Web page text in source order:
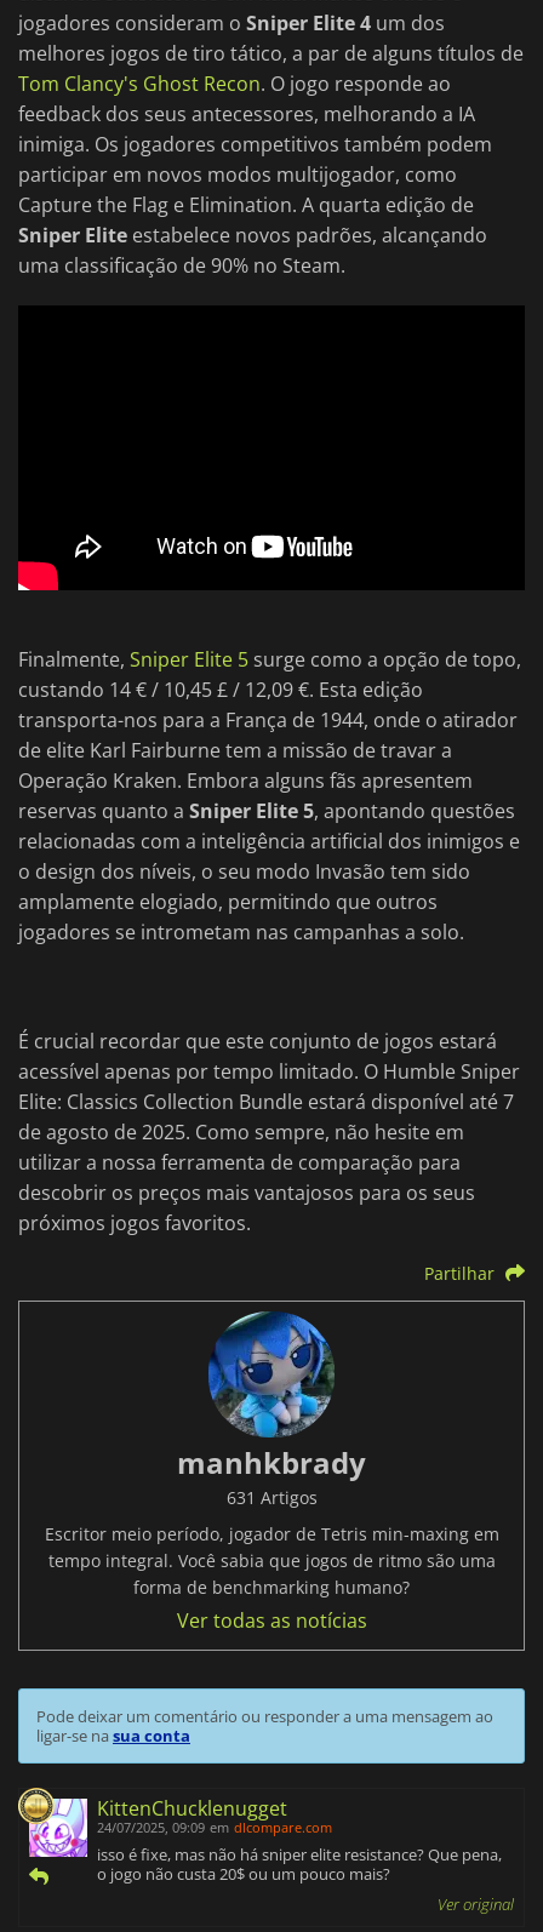
jogadores consideram o Sniper Elite 4 um dos
melhores jogos de tiro tático, a par de alguns títulos de
Tom Clancy's Ghost Recon. O jogo responde ao
feedback dos seus antecessores, melhorando a IA
inimiga. Os jogadores competitivos também podem
participar em novos modos multijogador, como
Capture the Flag e Elimination. A quarta edição de
Sniper Elite estabelece novos padrões, alcançando
uma classificação de 90% no Steam.
Finalmente, Sniper Elite 5 surge como a opção de topo,
custando 14 € / 10,45 £ / 12,09 €. Esta edição
transporta-nos para a França de 1944, onde o atirador
de elite Karl Fairburne tem a missão de travar a
Operação Kraken. Embora alguns fãs apresentem
reservas quanto a Sniper Elite 5, apontando questões
relacionadas com a inteligência artificial dos inimigos e
o design dos níveis, o seu modo Invasão tem sido
amplamente elogiado, permitindo que outros
jogadores se intrometam nas campanhas a solo.
É crucial recordar que este conjunto de jogos estará
acessível apenas por tempo limitado. O Humble Sniper
Elite: Classics Collection Bundle estará disponível até 7
de agosto de 2025. Como sempre, não hesite em
utilizar a nossa ferramenta de comparação para
descobrir os preços mais vantajosos para os seus
próximos jogos favoritos.
Partilhar
manhkbrady
631 Artigos
Escritor meio período, jogador de Tetris min-maxing em
tempo integral. Você sabia que jogos de ritmo são uma
forma de benchmarking humano?
Ver todas as notícias
Pode deixar um comentário ou responder a uma mensagem ao
ligar-se nasua conta
KittenChucklenugget
24/07/2025, 09:09 em dlcompare.com
isso é fixe, mas não há sniper elite resistance? Que pena,
o jogo não custa 20$ ou um pouco mais?
Ver original